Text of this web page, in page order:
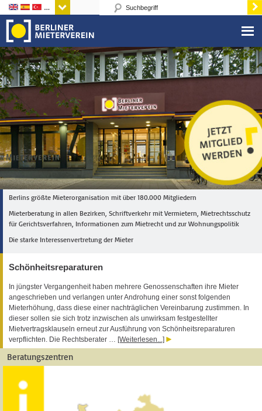
Sprachen
Berlins größte Mieterorganisation mit über 180.000 Mitgliedern
Mieterberatung in allen Bezirken, Schriftverkehr mit Vermietern, Mietrechtsschutz
für Gerichtsverfahren, Informationen zum Mietrecht und zur Wohnungspolitik
Die starke Interessenvertretung der Mieter
Schönheitsreparaturen
In jüngster Vergangenheit haben mehrere Genossenschaften ihre Mieter
angeschrieben und verlangen unter Androhung einer sonst folgenden
Mieterhöhung, dass diese einer nachträglichen Vereinbarung zustimmen. In
dieser sollen sie sich trotz inzwischen als unwirksam festgestellter
Mietvertragsklauseln erneut zur Ausführung von Schönheitsreparaturen
verpflichten. Die Rechtsberater … [Weiterlesen...]
Beratungszentren